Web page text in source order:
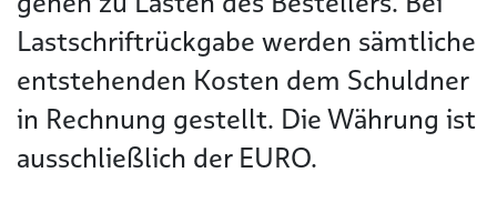
Lastschriftrückgabe werden sämtliche
entstehenden Kosten dem Schuldner
in Rechnung gestellt. Die Währung ist
ausschließlich der EURO.